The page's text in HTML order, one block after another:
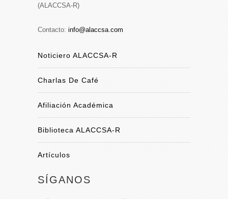
(ALACCSA-R)
Contacto: info@alaccsa.com
Noticiero ALACCSA-R
Charlas De Café
Afiliación Académica
Biblioteca ALACCSA-R
Artículos
SÍGANOS